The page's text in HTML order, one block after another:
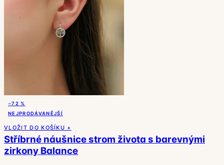
−72 %
NEJPRODÁVANĚJŠÍ
VLOŽIT DO KOŠÍKU +
Stříbrné náušnice strom života s barevnými
zirkony Balance